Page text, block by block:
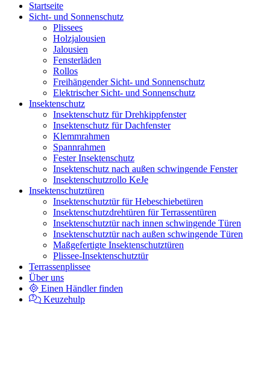
Startseite
Sicht- und Sonnenschutz
Plissees
Holzjalousien
Jalousien
Fensterläden
Rollos
Freihängender Sicht- und Sonnenschutz
Elektrischer Sicht- und Sonnenschutz
Insektenschutz
Insektenschutz für Drehkippfenster
Insektenschutz für Dachfenster
Klemmrahmen
Spannrahmen
Fester Insektenschutz
Insektenschutz nach außen schwingende Fenster
Insektenschutzrollo KeJe
Insektenschutztüren
Insektenschutztür für Hebeschiebetüren
Insektenschutzdrehtüren für Terrassentüren
Insektenschutztür nach innen schwingende Türen
Insektenschutztür nach außen schwingende Türen
Maßgefertigte Insektenschutztüren
Plissee-Insektenschutztür
Terrassenplissee
Über uns
Einen Händler finden
Keuzehulp